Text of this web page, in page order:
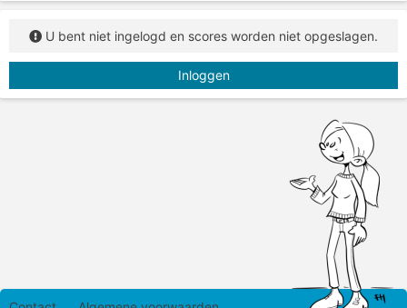
U bent niet ingelogd en scores worden niet opgeslagen.
Inloggen